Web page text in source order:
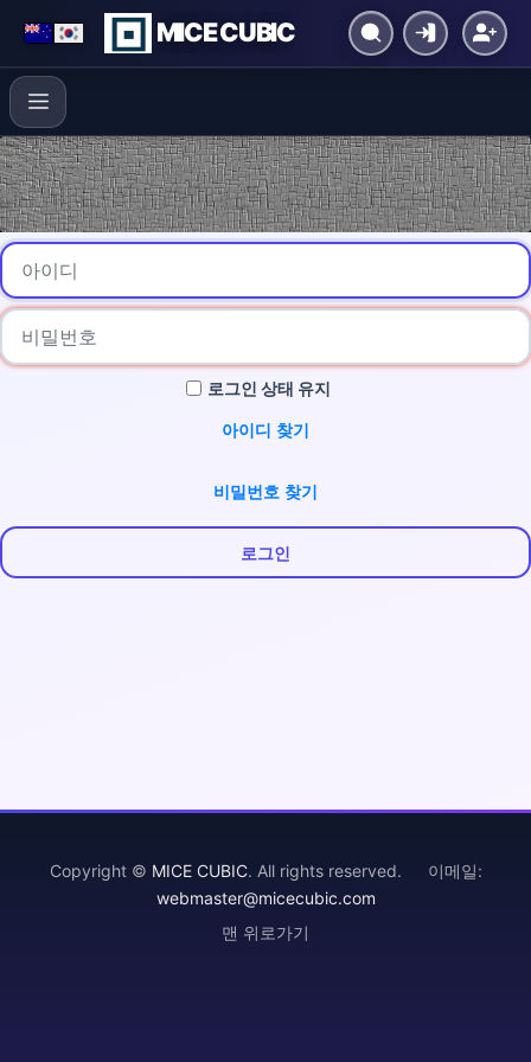
MICE CUBIC
로그인 상태 유지
아이디 찾기
비밀번호 찾기
로그인
Copyright © MICE CUBIC. All rights reserved. 이메일:
webmaster@micecubic.com
맨 위로가기